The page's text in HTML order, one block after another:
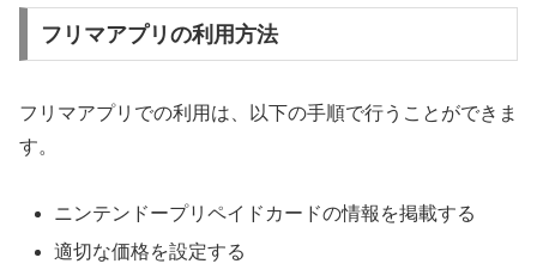
フリマアプリの利用方法
フリマアプリでの利用は、以下の手順で行うことができま
す。
ニンテンドープリペイドカードの情報を掲載する
適切な価格を設定する